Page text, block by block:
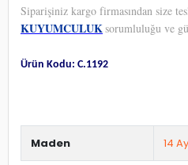
Siparişiniz kargo firmasından size
KUYUMCULUKsorumluluğu ve
Ürün Kodu: C.1192
Maden 14